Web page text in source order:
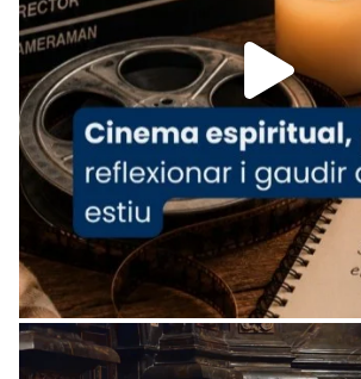
Aquest dilluns, 27 de juliol, ha
missa d’acció de gràcies en
comitè organitzador de la
del Sant Pare Lleó XIV a
col·laboradors, a la Catedral
L’arquebisbe de Barcelona, el
Josep Omella, ha presidit la
concelebrat el bisbe auxiliar
Mons. David Abadías.
📸 Dr. G. Simón
Foto